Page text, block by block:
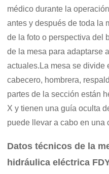
médico durante la
antes y después de toda la
de la foto o perspectiva del
de la mesa para adaptarse
actuales.La mesa se divide
cabecero, hombrera,
partes de la sección están
X y tienen una guía oculta
puede llevar a cabo en una
Datos técnicos de la
hidráulica eléctrica